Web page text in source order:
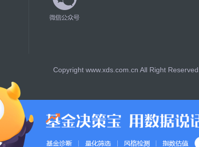
Copyright www.xds.com.cn All Right Reserved.